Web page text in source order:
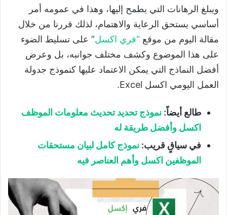
ويبلغ الرهانات التي يطمح إليها، وهذا في عمومه أمر
أساسي يستحق الرعاية والاهتمام، لذلك قررنا من خلال
مقالة اليوم من موقع “فري اكسل” على تسليط الضوء
على هذا الموضوع وكشف مختلف جوانبه، بل وعرض
أفضل النماذج التي يمكن الاعتماد عليها كنموذج جدولة
العمل اليومي اكسل Excel.
طالع أيضاً: نموذج تحديد تحديث معلومات الموظف
اكسل وأفضل طريقة له
في سياقٍ قريب: نموذج كامل لبيان مستحقات
الموظفين اكسل وأهم العناصر فيه